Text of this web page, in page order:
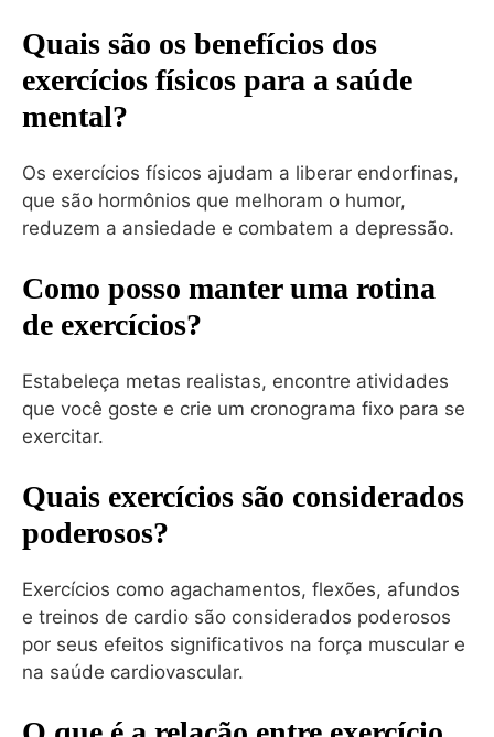
Quais são os benefícios dos
exercícios físicos para a saúde
mental?
Os exercícios físicos ajudam a liberar endorfinas,
que são hormônios que melhoram o humor,
reduzem a ansiedade e combatem a depressão.
Como posso manter uma rotina
de exercícios?
Estabeleça metas realistas, encontre atividades
que você goste e crie um cronograma fixo para se
exercitar.
Quais exercícios são considerados
poderosos?
Exercícios como agachamentos, flexões, afundos
e treinos de cardio são considerados poderosos
por seus efeitos significativos na força muscular e
na saúde cardiovascular.